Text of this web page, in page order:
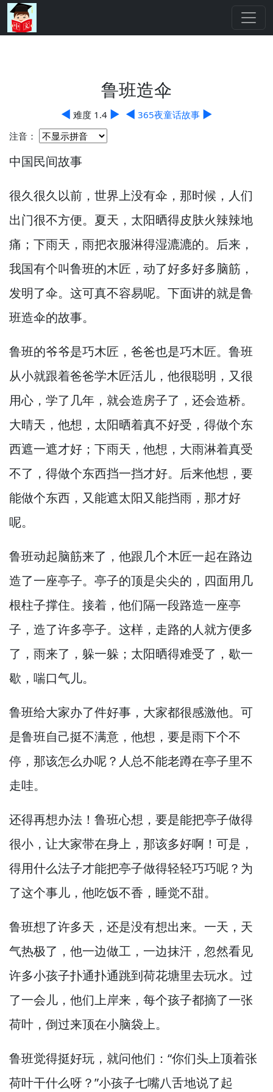
鲁班造伞
◀ 难度 1.4 ▶ ◀ 365夜童话故事 ▶
注音：
中国民间故事
很久很久以前， 世界上没有伞， 那时候， 人们
出门很不方便。 夏天， 太阳晒得皮肤火辣辣地
痛；下雨天， 雨把衣服淋得湿漉漉的。 后来，
我国有个叫鲁班的木匠， 动了好多好多脑筋，
发明了伞。 这可真不容易呢。 下面讲的就是鲁
班造伞的故事。
鲁班的爷爷是巧木匠， 爸爸也是巧木匠。 鲁班
从小就跟着爸爸学木匠活儿， 他很聪明， 又很
用心， 学了几年， 就会造房子了， 还会造桥。
大晴天， 他想， 太阳晒着真不好受， 得做个东
西遮一遮才好；下雨天， 他想， 大雨淋着真受
不了， 得做个东西挡一挡才好。 后来他想， 要
能做个东西， 又能遮太阳又能挡雨， 那才好
呢。
鲁班动起脑筋来了， 他跟几个木匠一起在路边
造了一座亭子。 亭子的顶是尖尖的， 四面用几
根柱子撑住。 接着， 他们隔一段路造一座亭
子， 造了许多亭子。 这样， 走路的人就方便多
了， 雨来了， 躲一躲；太阳晒得难受了， 歇一
歇， 喘口气儿。
鲁班给大家办了件好事， 大家都很感激他。 可
是鲁班自己挺不满意， 他想， 要是雨下个不
停， 那该怎么办呢？ 人总不能老蹲在亭子里不
走哇。
还得再想办法！ 鲁班心想， 要是能把亭子做得
很小， 让大家带在身上， 那该多好啊！ 可是，
得用什么法子才能把亭子做得轻轻巧巧呢？ 为
了这个事儿， 他吃饭不香， 睡觉不甜。
鲁班想了许多天， 还是没有想出来。 一天， 天
气热极了， 他一边做工， 一边抹汗， 忽然看见
许多小孩子扑通扑通跳到荷花塘里去玩水。 过
了一会儿， 他们上岸来， 每个孩子都摘了一张
荷叶， 倒过来顶在小脑袋上。
鲁班觉得挺好玩， 就问他们：“你们头上顶着张
荷叶干什么呀？”小孩子七嘴八舌地说了起